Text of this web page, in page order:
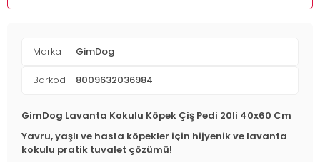
Marka GimDog
Barkod 8009632036984
GimDog Lavanta Kokulu Köpek Çiş Pedi 20li 40x60 Cm
Yavru, yaşlı ve hasta köpekler için hijyenik ve lavanta
kokulu pratik tuvalet çözümü!